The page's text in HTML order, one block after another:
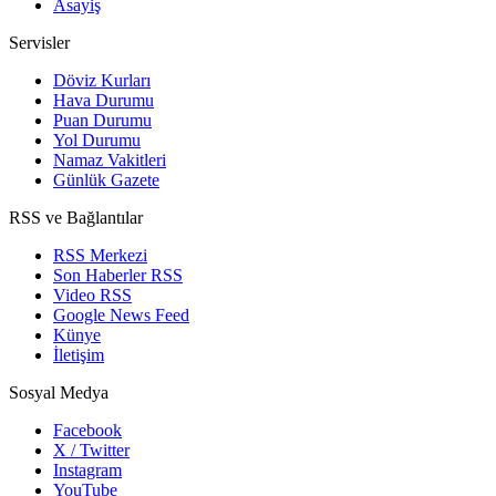
Asayiş
Servisler
Döviz Kurları
Hava Durumu
Puan Durumu
Yol Durumu
Namaz Vakitleri
Günlük Gazete
RSS ve Bağlantılar
RSS Merkezi
Son Haberler RSS
Video RSS
Google News Feed
Künye
İletişim
Sosyal Medya
Facebook
X / Twitter
Instagram
YouTube